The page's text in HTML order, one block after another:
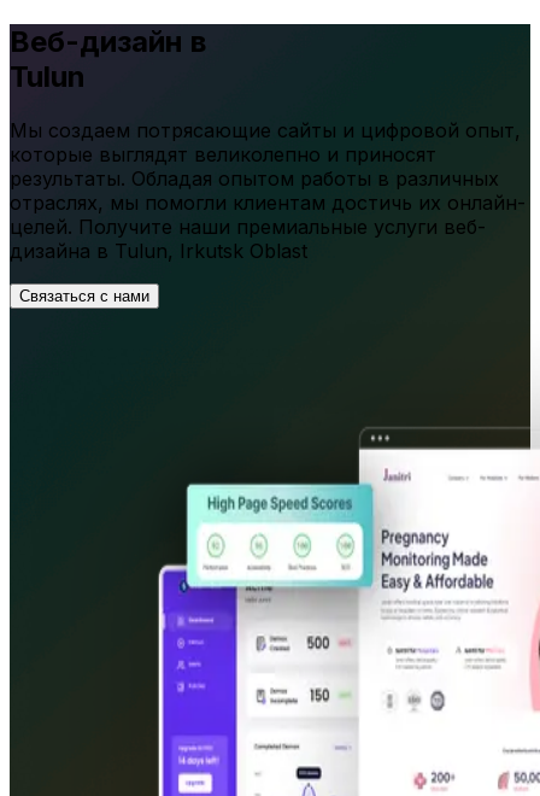
Веб-дизайн в
Tulun
Мы создаем потрясающие сайты и цифровой опыт,
которые выглядят великолепно и приносят
результаты. Обладая опытом работы в различных
отраслях, мы помогли клиентам достичь их онлайн-
целей. Получите наши премиальные услуги веб-
дизайна в Tulun, Irkutsk Oblast
Связаться с нами